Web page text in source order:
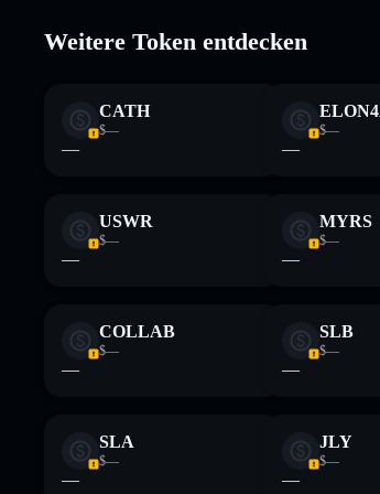
Wallet
Haftungsausschluss: Diese Informationen
dar. Recherchiere stets eigenständig. Daten
Weitere Token entdecken
CATH
$—
—
$—
—
USWR
$—
—
MYRS
$—
—
COLLAB
$—
—
SLB
$—
—
SLA
$—
—
JLY
$—
—